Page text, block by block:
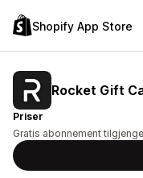
Shopify App Store
Rocket Gift
Priser
Gratis abonnement